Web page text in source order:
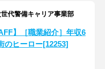
代警備キャリア事業部
】［職業紹介］年収6
のヒーロー[12253]